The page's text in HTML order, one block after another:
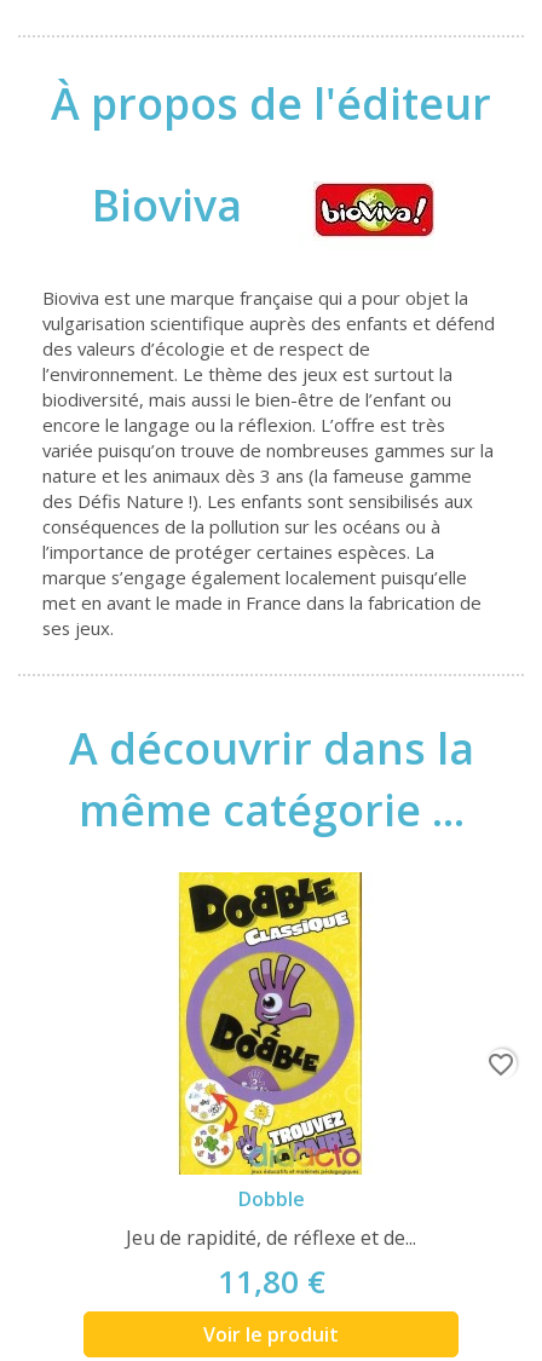
À propos de l'éditeur
Bioviva
Bioviva est une marque française qui a pour objet la
vulgarisation scientifique auprès des enfants et défend
des valeurs d’écologie et de respect de
l’environnement. Le thème des jeux est surtout la
biodiversité, mais aussi le bien-être de l’enfant ou
encore le langage ou la réflexion. L’offre est très
variée puisqu’on trouve de nombreuses gammes sur la
nature et les animaux dès 3 ans (la fameuse gamme
des Défis Nature !). Les enfants sont sensibilisés aux
conséquences de la pollution sur les océans ou à
l’importance de protéger certaines espèces. La
marque s’engage également localement puisqu’elle
met en avant le made in France dans la fabrication de
ses jeux.
A découvrir dans la
même catégorie ...
Dobble
Jeu de rapidité, de réflexe et de...
11,80 €
Voir le produit
favorite_border